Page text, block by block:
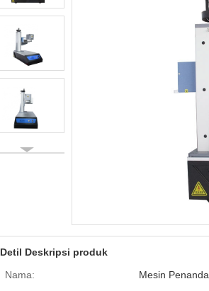
Detil Deskripsi produk
Nama:
Mesin